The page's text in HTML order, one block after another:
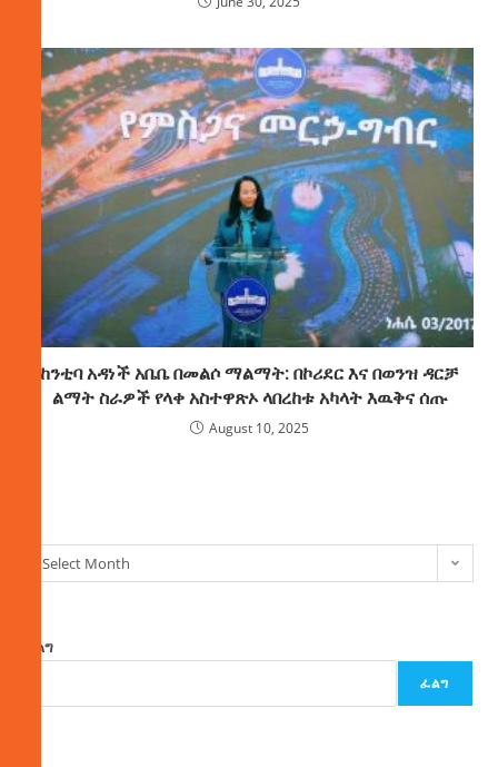
ከንቲባ አዳነች አቤቤ በመልሶ ማልማት: በኮሪደር እና በወንዝ ዳርቻ
ልማት ስራዎች የላቀ አስተዋጽኦ ላበረከቱ አካላት እዉቅና ሰጡ
August 10, 2025
Select Month
ፈልግ
ፈልግ